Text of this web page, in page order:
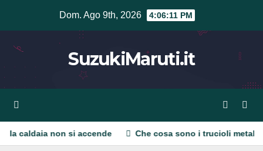
contenuto
Dom. Ago 9th, 2026 4:06:12 PM
SuzukiMaruti.it
si accende Che cosa sono i trucioli metallici: gestione e